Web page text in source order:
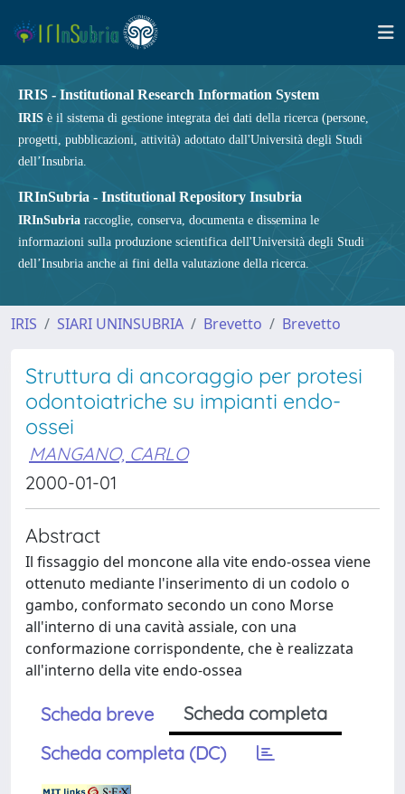
IRIS - Institutional Research Information System
IRIS è il sistema di gestione integrata dei dati della ricerca (persone,
progetti, pubblicazioni, attività) adottato dall'Università degli Studi
dell’Insubria.
IRInSubria - Institutional Repository Insubria
IRInSubria raccoglie, conserva, documenta e dissemina le
informazioni sulla produzione scientifica dell'Università degli Studi
dell’Insubria anche ai fini della valutazione della ricerca.
IRIS SIARI UNINSUBRIA Brevetto Brevetto
Struttura di ancoraggio per protesi
odontoiatriche su impianti endo-
ossei
MANGANO, CARLO
2000-01-01
Abstract
Il fissaggio del moncone alla vite endo-ossea viene
ottenuto mediante l'inserimento di un codolo o
gambo, conformato secondo un cono Morse
all'interno di una cavità assiale, con una
conformazione corrispondente, che è realizzata
all'interno della vite endo-ossea
Scheda breve
Scheda completa
Scheda completa (DC)